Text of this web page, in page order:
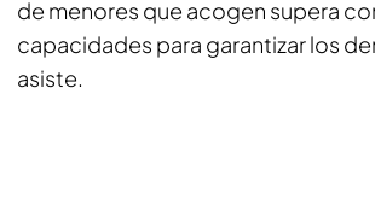
de menores que acogen supera
capacidades para garantizar los
asiste.